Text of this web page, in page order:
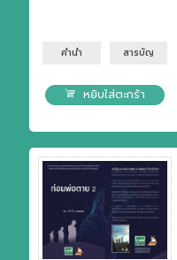
คำนำ สารบัญ
หยิบใส่ตะกร้า